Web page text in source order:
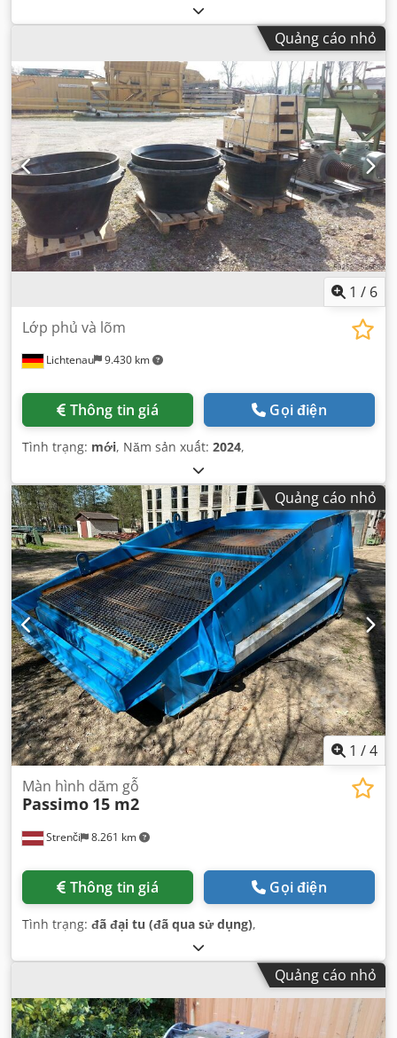
Quảng cáo nhỏ
1 / 6
Lichtenau 9.430 km
Lớp phủ và lõm
Thông tin giá Gọi điện
Tình trạng: mới, Năm sản xuất: 2024,
Quảng cáo nhỏ
1 /4
Strenči 8.261 km
Màn hình dăm gỗ
Passimo 15 m2
Thông tin giá Gọi điện
Tình trạng: đã đại tu (đã qua sử dụng),
Quảng cáo nhỏ